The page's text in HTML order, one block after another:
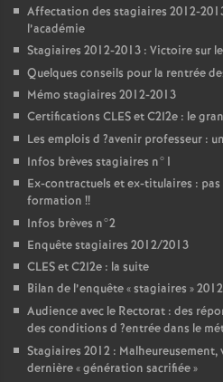
Affectation des stagiaires 2012-
l’académie
Stagiaires 2012-2013 : Victoire sur le
Quelques conseils pour la rentrée
Mémo stagiaires 2012-2013
Certifications CLESet C2I2e : le
Les emplois d ?avenir professeur :
Infos brèves stagiaires n°1
Ex-contractuels et ex-titulaires :
formation !!
Infos brèves n°2
Enquête stagiaires 2012/2013
CLESet C2I2e : la suite
Bilan de l’enquête «stagiaires »
Audience avec le Rectorat : des
des conditions d ?entrée dans le
Stagiaires 2012 : Malheureusement,
dernière «génération sacrifiée»